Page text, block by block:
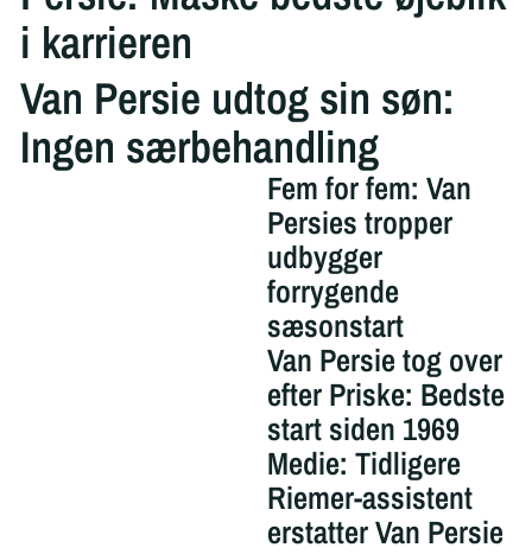
i karrieren
Van Persie udtog sin søn:
Ingen særbehandling
Fem for fem: Van
Persies tropper
udbygger
forrygende
sæsonstart
Van Persie tog over
efter Priske: Bedste
start siden 1969
Medie: Tidligere
Riemer-assistent
erstatter Van Persie